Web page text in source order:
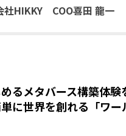
社HIKKY COO喜田 龍一
るメタバース構築体験
に世界を創れる「ワー